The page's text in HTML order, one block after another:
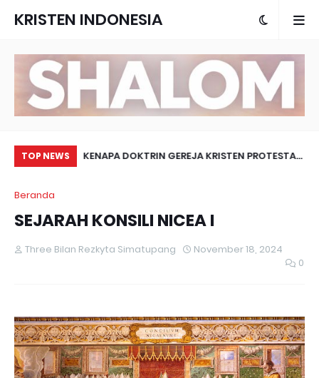
KRISTEN INDONESIA
TOP NEWS
KENAPA DOKTRIN GEREJA KRISTEN PROTESTAN
Beranda
SEJARAH KONSILI NICEA I
Three Bilan Rezkyta Simatupang
November 18, 2024
0